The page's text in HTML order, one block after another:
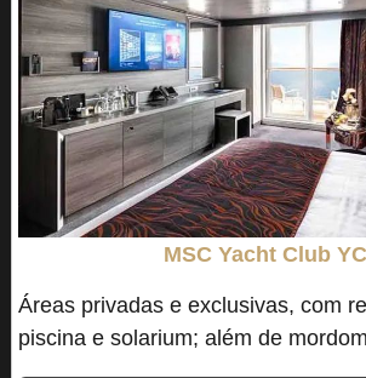
MSC Yacht Club
Áreas privadas e exclusivas, com
piscina e solarium; além de